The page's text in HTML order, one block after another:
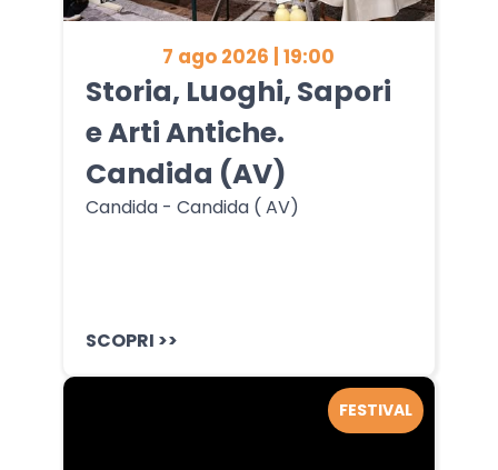
7 ago 2026 | 19:00
Storia, Luoghi, Sapori
e Arti Antiche.
Candida (AV)
Candida - Candida ( AV)
SCOPRI >>
FESTIVAL